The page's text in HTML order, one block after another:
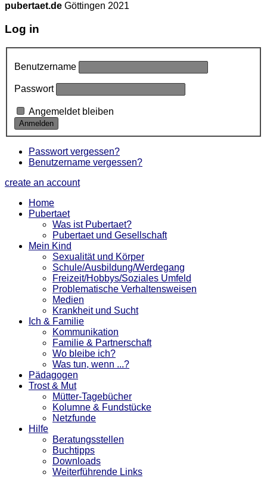
pubertaet.de Göttingen 2021
Log in
Benutzername
Passwort
Angemeldet bleiben
Passwort vergessen?
Benutzername vergessen?
create an account
Home
Pubertaet
Was ist Pubertaet?
Pubertaet und Gesellschaft
Mein Kind
Sexualität und Körper
Schule/Ausbildung/Werdegang
Freizeit/Hobbys/Soziales Umfeld
Problematische Verhaltensweisen
Medien
Krankheit und Sucht
Ich & Familie
Kommunikation
Familie & Partnerschaft
Wo bleibe ich?
Was tun, wenn ...?
Pädagogen
Trost & Mut
Mütter-Tagebücher
Kolumne & Fundstücke
Netzfunde
Hilfe
Beratungsstellen
Buchtipps
Downloads
Weiterführende Links